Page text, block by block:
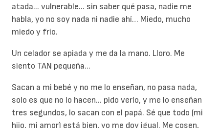
atada... vulnerable... sin saber qué pasa, nadie me
habla, yo no soy nada ni nadie ahí… Miedo, mucho
miedo y frío.
Un celador se apiada y me da la mano. Lloro. Me
siento TAN pequeña...
Sacan a mi bebé y no me lo enseñan, no pasa nada,
solo es que no lo hacen... pido verlo, y me lo enseñan
tres segundos, lo sacan con el papá. Sé que todo (mi
hijo, mi amor) está bien, yo me doy igual. Me cosen,